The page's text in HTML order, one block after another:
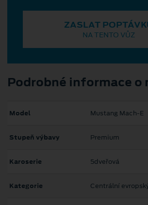
ZASLAT
NA TENTO VŮZ
Podrobné informace o
Model Mustang Mach‑E
Stupeň výbavy Premium
Karoserie 5dveřová
Kategorie Centrální